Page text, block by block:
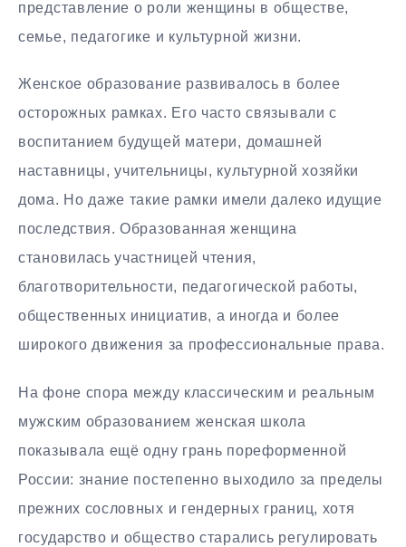
представление о роли женщины в обществе,
семье, педагогике и культурной жизни.
Женское образование развивалось в более
осторожных рамках. Его часто связывали с
воспитанием будущей матери, домашней
наставницы, учительницы, культурной хозяйки
дома. Но даже такие рамки имели далеко идущие
последствия. Образованная женщина
становилась участницей чтения,
благотворительности, педагогической работы,
общественных инициатив, а иногда и более
широкого движения за профессиональные права.
На фоне спора между классическим и реальным
мужским образованием женская школа
показывала ещё одну грань пореформенной
России: знание постепенно выходило за пределы
прежних сословных и гендерных границ, хотя
государство и общество старались регулировать